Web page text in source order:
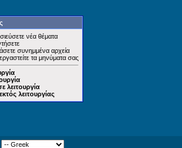
νέα θέματα
συνημμένα αρχεία
τα μηνύματα σας
λειτουργία
εκτός λειτουργίας